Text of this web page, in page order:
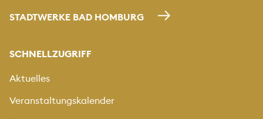
STADTWERKE BAD HOMBURG
SCHNELLZUGRIFF
Aktuelles
Veranstaltungskalender